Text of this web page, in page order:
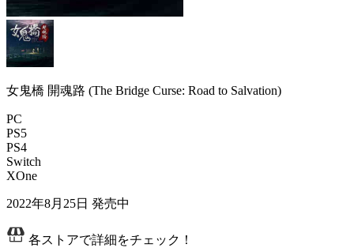
女鬼橋 開魂路 (The Bridge Curse: Road to Salvation)
PC
PS5
PS4
Switch
XOne
2022年8月25日 発売中
各ストアで詳細をチェック！